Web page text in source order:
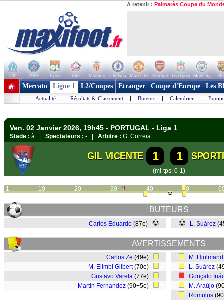
A retenir : Palmarès Coupe du
OM PSG Lyon Lille Monaco Chelsea Man Utd Arsenal Liverpool ManCity
+ de clubs
Mercato Ligue 1 L2/Coupes Etranger Coupe d'Europe Les
Actualité | Résultats & Classement | Buteurs | Calendrier |
Ven. 02 Janvier 2026, 19h45 - PORTUGAL - Liga 1
Stade : à | Spectateurs : - | Arbitre : G. Correia
GIL VICENTE 1 1
(mi-tps: 0-1)
1 10 20 30 40 50
BUTEURS
Carlos Eduardo (87e) L. Suárez
AVERTISSEMENTS
Carlos Ze (49e)
M. Elimbi Gilbert(70e)
Gustavo Varela (77e)
Martin Fernandez (90+5e)
M. Hjulmand
L. Suárez
Gonçalo
M. Araújo
Romulus